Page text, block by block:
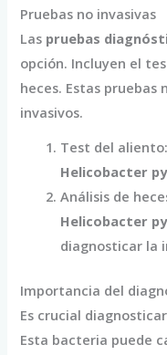
Pruebas no invasivas
Las pruebas
opción. Incluyen el
heces. Estas
invasivos.
Test del
Helicobacter
Análisis de
Helicobacter
diagnosticar la
Importancia del
Es crucial diagnosticar
Esta bacteria puede